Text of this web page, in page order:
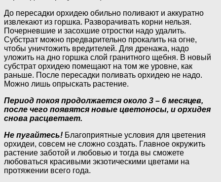
До пересадки орхидею обильно поливают и аккуратно
извлекают из горшка. Разворачивать корни нельзя.
Почерневшие и засохшие отростки надо удалить.
Субстрат можно предварительно прокалить на огне,
чтобы уничтожить вредителей. Для дренажа, надо
уложить на дно горшка слой гранитного щебня. В новый
субстрат орхидею помещают на том же уровне, как
раньше. После пересадки поливать орхидею не надо.
Можно лишь опрыскать растение.
Период покоя продолжается около 3 – 6 месяцев,
после чего появятся новые цветоносы, и орхидея
снова расцветает.
Не пугайтесь! Благоприятные условия для цветения
орхидеи, совсем не сложно создать. Главное окружить
растение заботой и любовью и тогда вы сможете
любоваться красивыми экзотическими цветами на
протяжении всего года.